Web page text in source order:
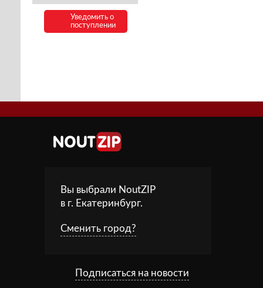
Уведомить о
поступлении
Вы выбрали NoutZIP
в г. Екатеринбург.
Сменить город?
Подписаться на новости